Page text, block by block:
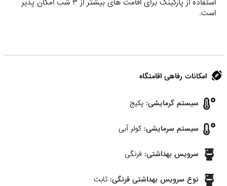
استفاده از پارکینگ برای اقامت های بیشتر از ۳ شب امکان پذیر
است.
امکانات رفاهی اقامتگاه
سیستم گرمایشی: پکیج
سیستم سرمایشی: کولر آبی
سرویس بهداشتی: فرنگی
نوع سرویس بهداشتی فرنگی: ثابت